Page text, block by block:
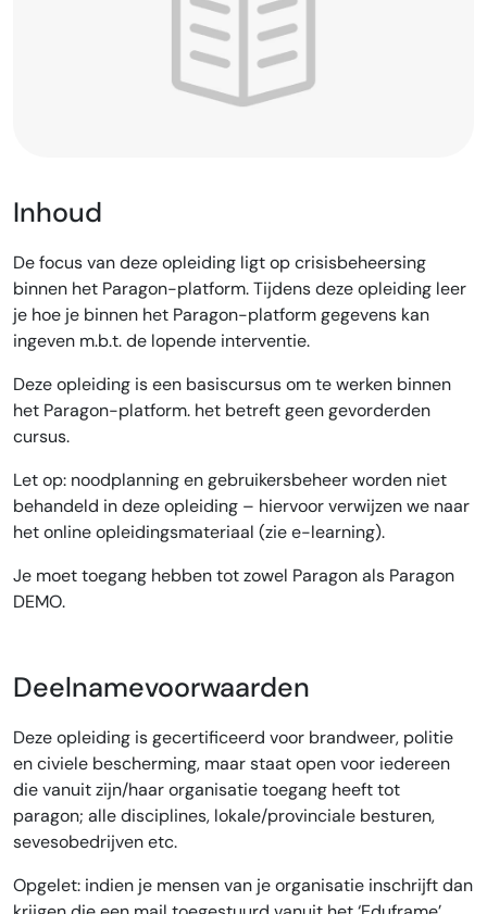
Inhoud
De focus van deze opleiding ligt op crisisbeheersing
binnen het Paragon-platform. Tijdens deze opleiding leer
je hoe je binnen het Paragon-platform gegevens kan
ingeven m.b.t. de lopende interventie.
Deze opleiding is een basiscursus om te werken binnen
het Paragon-platform. het betreft geen gevorderden
cursus.
Let op: noodplanning en gebruikersbeheer worden niet
behandeld in deze opleiding – hiervoor verwijzen we naar
het online opleidingsmateriaal (zie e-learning).
Je moet toegang hebben tot zowel Paragon als Paragon
DEMO.
Deelnamevoorwaarden
Deze opleiding is gecertificeerd voor brandweer, politie
en civiele bescherming, maar staat open voor iedereen
die vanuit zijn/haar organisatie toegang heeft tot
paragon; alle disciplines, lokale/provinciale besturen,
sevesobedrijven etc.
Opgelet: indien je mensen van je organisatie inschrijft dan